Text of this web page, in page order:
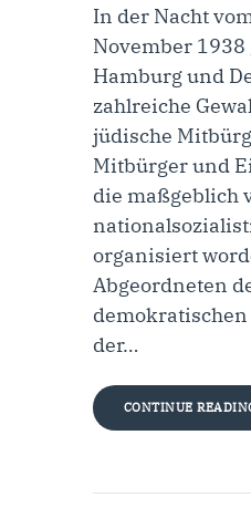
In der Nacht
November 1938
Hamburg und
zahlreiche
jüdische
Mitbürger und
die maßgeblich
organisiert
Abgeordneten
der…
CONTINUE